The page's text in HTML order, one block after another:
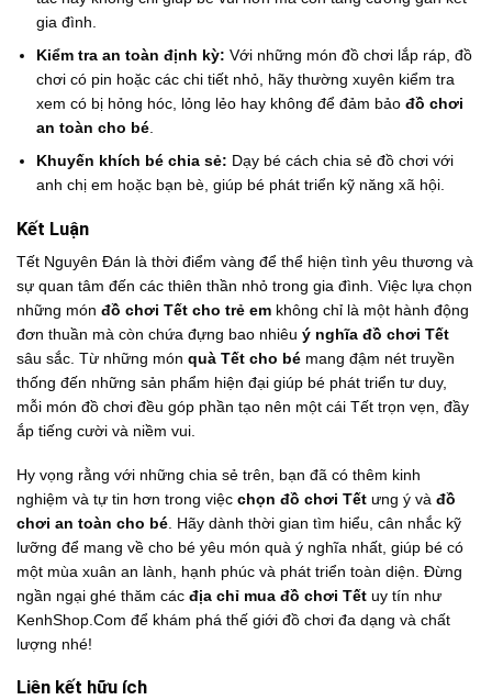
gia đình.
Kiểm tra an toàn định kỳ: Với những món đồ chơi lắp ráp, đồ
chơi có pin hoặc các chi tiết nhỏ, hãy thường xuyên kiểm tra
xem có bị hỏng hóc, lỏng lẻo hay không để đảm bảođồ chơi
an toàn cho bé
Khuyến khích bé chia sẻ: Dạy bé cách chia sẻ đồ chơi với
anh chị em hoặc bạn bè, giúp bé phát triển kỹ năng xã hội.
Kết Luận
Tết Nguyên Đán là thời điểm vàng để thể hiện tình yêu thương và
sự quan tâm đến các thiên thần nhỏ trong gia đình. Việc lựa chọn
những món đồ chơi Tết cho trẻ em không chỉ là một hành động
đơn thuần mà còn chứa đựng bao nhiêu ý nghĩa đồ chơi Tết
sâu sắc. Từ những món quà Tết cho bé mang đậm nét truyền
thống đến những sản phẩm hiện đại giúp bé phát triển tư duy,
mỗi món đồ chơi đều góp phần tạo nên một cái Tết trọn vẹn, đầy
ắp tiếng cười và niềm vui.
Hy vọng rằng với những chia sẻ trên, bạn đã có thêm kinh
nghiệm và tự tin hơn trong việc chọn đồ chơi Tết ưng ý và đồ
chơi an toàn cho bé . Hãy dành thời gian tìm hiểu, cân nhắc kỹ
lưỡng để mang về cho bé yêu món quà ý nghĩa nhất, giúp bé có
một mùa xuân an lành, hạnh phúc và phát triển toàn diện. Đừng
ngần ngại ghé thăm các địa chỉ mua đồ chơi Tết uy tín như
KenhShop.Com để khám phá thế giới đồ chơi đa dạng và chất
lượng nhé!
Liên kết hữu ích